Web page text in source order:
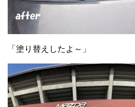
「塗り替えしたよ～」